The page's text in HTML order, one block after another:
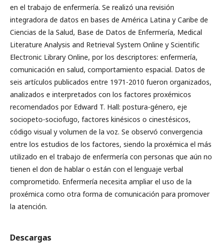
en el trabajo de enfermería. Se realizó una revisión
integradora de datos en bases de América Latina y Caribe de
Ciencias de la Salud, Base de Datos de Enfermería, Medical
Literature Analysis and Retrieval System Online y Scientific
Electronic Library Online, por los descriptores: enfermería,
comunicación en salud, comportamiento espacial. Datos de
seis artículos publicados entre 1971-2010 fueron organizados,
analizados e interpretados con los factores proxémicos
recomendados por Edward T. Hall: postura-género, eje
sociopeto-sociofugo, factores kinésicos o cinestésicos,
código visual y volumen de la voz. Se observó convergencia
entre los estudios de los factores, siendo la proxémica el más
utilizado en el trabajo de enfermería con personas que aún no
tienen el don de hablar o están con el lenguaje verbal
comprometido. Enfermería necesita ampliar el uso de la
proxémica como otra forma de comunicación para promover
la atención.
Descargas